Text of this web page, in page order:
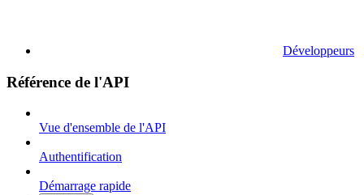
Développeurs
Référence de l'API
Vue d'ensemble de l'API
Authentification
Démarrage rapide